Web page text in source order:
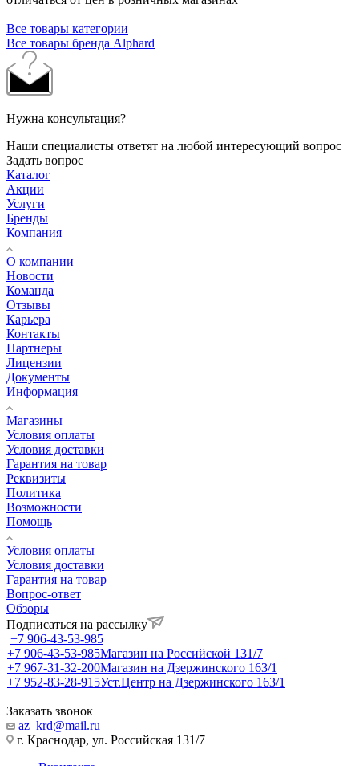
Все товары категории
Все товары бренда Alphard
Нужна консультация?
Наши специалисты ответят на любой интересующий вопрос
Задать вопрос
Каталог
Акции
Услуги
Бренды
Компания
О компании
Новости
Команда
Отзывы
Карьера
Контакты
Партнеры
Лицензии
Документы
Информация
Магазины
Условия оплаты
Условия доставки
Гарантия на товар
Реквизиты
Политика
Возможности
Помощь
Условия оплаты
Условия доставки
Гарантия на товар
Вопрос-ответ
Обзоры
Подписаться на рассылку
+7 906-43-53-985
+7 906-43-53-985Магазин на Российской 131/7
+7 967-31-32-200Магазин на Дзержинского 163/1
+7 952-83-28-915Уст.Центр на Дзержинского 163/1
Заказать звонок
az_krd@mail.ru
г. Краснодар, ул. Российская 131/7